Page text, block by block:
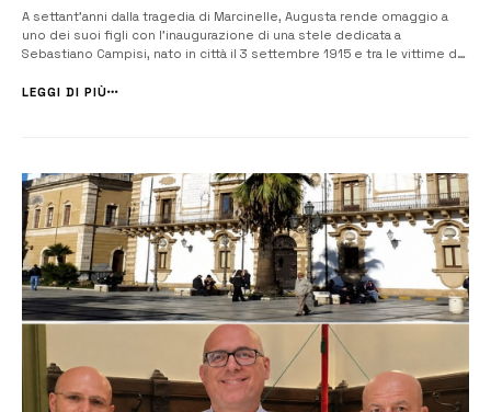
A settant’anni dalla tragedia di Marcinelle, Augusta rende omaggio a
uno dei suoi figli con l’inaugurazione di una stele dedicata a
Sebastiano Campisi, nato in città il 3 settembre 1915 e tra le vittime del
Cazier, in Belgio. La cerimonia si svolgerà oggi 4 ...
LEGGI DI PIÙ